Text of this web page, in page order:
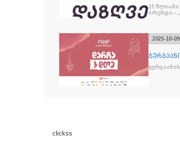
15
2025-10-
clickss